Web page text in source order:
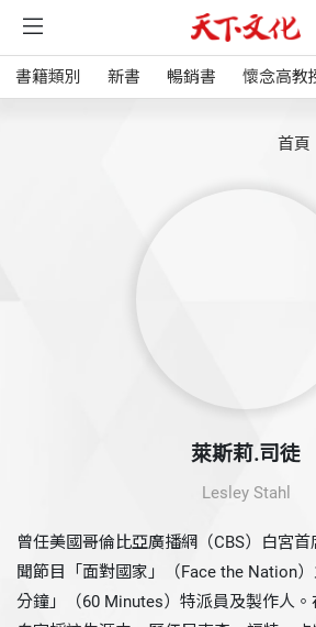
書籍類別 新書 暢銷書 懷念高教
首頁
萊斯莉.司徒
Lesley Stahl
曾任美國哥倫比亞廣播網（CBS）白宮
聞節目「面對國家」（Face the Nation
分鐘」（60 Minutes）特派員及製作人